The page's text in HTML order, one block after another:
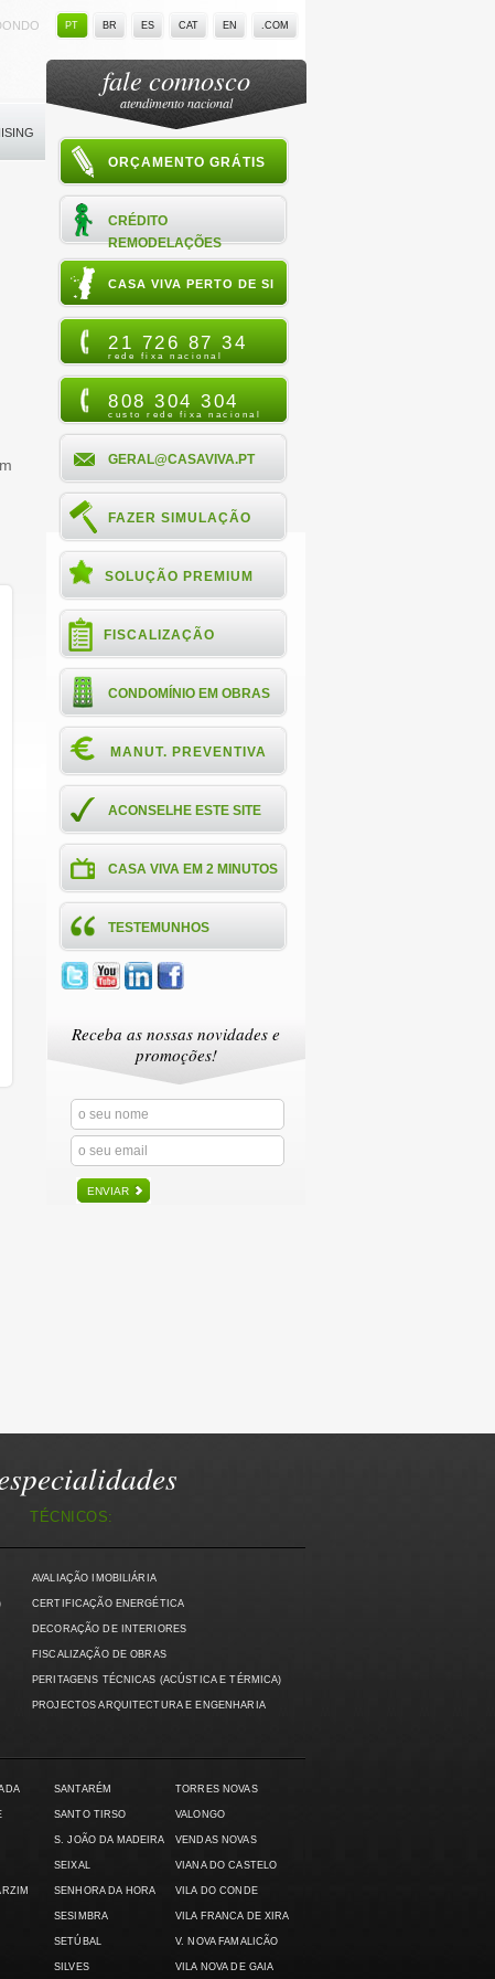
PT BR ES CAT EN .COM
fale connosco
atendimento nacional
ORÇAMENTO GRÁTIS
CRÉDITO
REMODELAÇÕES
CASA VIVA PERTO DE SI
21 726 87 34
rede fixa nacional
808 304 304
custo rede fixa nacional
GERAL@CASAVIVA.PT
FAZER SIMULAÇÃO
SOLUÇÃO PREMIUM
FISCALIZAÇÃO
CONDOMÍNIO EM OBRAS
MANUT. PREVENTIVA
ACONSELHE ESTE SITE
CASA VIVA EM 2 MINUTOS
TESTEMUNHOS
Receba as nossas novidades e
promoções!
ENVIAR
TÉCNICOS:
AVALIAÇÃO IMOBILIÁRIA
CERTIFICAÇÃO ENERGÉTICA
DECORAÇÃO DE INTERIORES
FISCALIZAÇÃO DE OBRAS
PERITAGENS TÉCNICAS (ACÚSTICA E TÉRMICA)
PROJECTOS ARQUITECTURA E ENGENHARIA
SANTARÉM
SANTO TIRSO
S. JOÃO DA MADEIRA
SEIXAL
SENHORA DA HORA
SESIMBRA
SETÚBAL
SILVES
TORRES NOVAS
VALONGO
VENDAS NOVAS
VIANA DO CASTELO
VILA DO CONDE
VILA FRANCA DE XIRA
V. NOVA FAMALICÃO
VILA NOVA DE GAIA